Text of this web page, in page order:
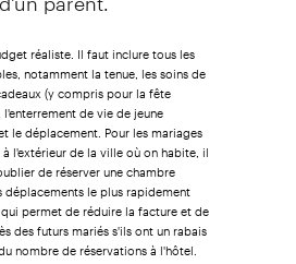
réaliste. Il faut inclure tous les
notamment la tenue, les soins de
(y compris pour la fête
de vie de jeune
le déplacement. Pour les mariages
l'extérieur de la ville où on habite, il
de réserver une chambre
le plus rapidement
permet de réduire la facture et de
des futurs mariés s'ils ont un rabais
nombre de réservations à l'hôtel.